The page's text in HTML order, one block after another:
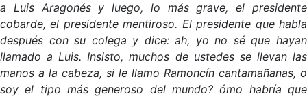
a Luis Aragonés y luego, lo más grave, el presidente
cobarde, el presidente mentiroso. El presidente que habla
después con su colega y dice: ah, yo no sé que hayan
llamado a Luis. Insisto, muchos de ustedes se llevan las
manos a la cabeza, si le llamo Ramoncín cantamañanas, o
soy el tipo más generoso del mundo? ómo habría que